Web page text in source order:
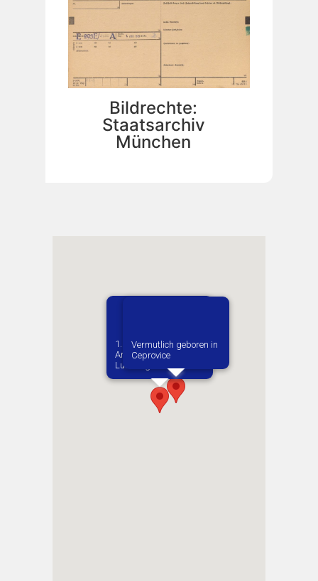
Bildrechte:
Staatsarchiv
München
Vermutlich geboren in
Ceprovice
1. Zugewiesene:r
Arbeitgeber:in​
Luftzeugamt